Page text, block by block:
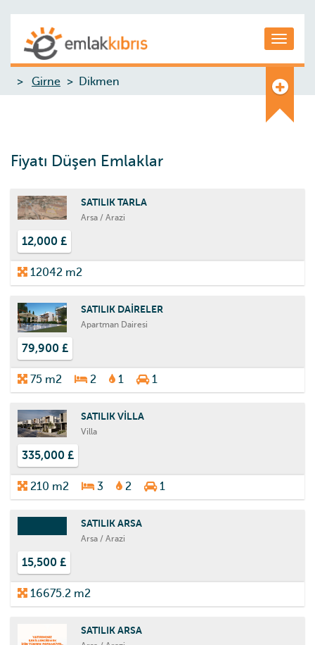
Girne Dikmen
Fiyatı Düşen Emlaklar
SATILIK TARLA
Arsa / Arazi
12,000 £
12042 m2
SATILIK DAİRELER
Apartman Dairesi
79,900 £
75 m2 2 1 1
SATILIK VİLLA
Villa
335,000 £
210 m2 3 2 1
SATILIK ARSA
Arsa / Arazi
15,500 £
16675.2 m2
SATILIK ARSA